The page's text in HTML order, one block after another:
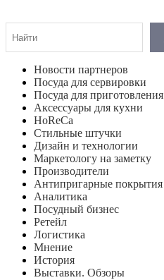
Новости партнеров
Посуда для сервировки
Посуда для приготовления
Аксессуары для кухни
HoReCa
Стильные штучки
Дизайн и технологии
Маркетологу на заметку
Производители
Антипригарные покрытия
Аналитика
Посудный бизнес
Ретейл
Логистика
Мнение
История
Выставки. Обзоры